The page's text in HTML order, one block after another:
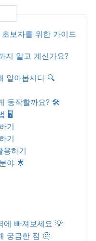
보자를 위한 가이드
지 알고 계신가요?
알아봅시다 🔍
동작할까요? 🛠️
🖥️
기
기
용하기
야 🌟
에 빠져보세요 💡
궁금한 점 🤔